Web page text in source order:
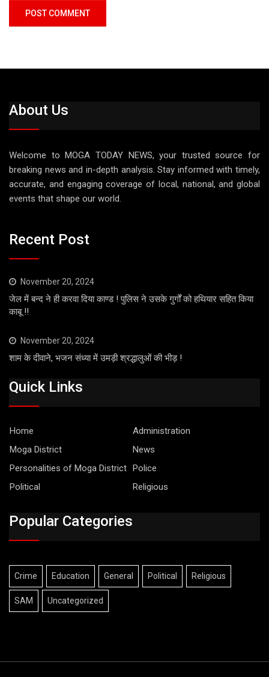
About Us
Welcome to MOGA TODAY NEWS, your trusted source for
breaking news and in-depth analysis. Stay informed with timely,
accurate, and engaging coverage of local, national, and global
events that shape our world.
Recent Post
November 20, 2024
जेल में बन्द ने ही करवा दिया काण्ड ! पुलिस ने उसके गुर्गों को हथियार सहित किया
काबू !!
November 20, 2024
शाम के दीवाने, भजन संध्या में उमड़ी श्रद्धालुओं की भीड़ !
Quick Links
Home
Administration
Moga District
News
Personalities of Moga District Police
Political
Religious
Popular Categories
Crime Education General Political Religious
SAM Uncategorized